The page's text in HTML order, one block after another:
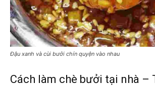
Đậu xanh và cùi bưởi chín quyện vào nhau
Cách làm chè bưởi tại nhà –